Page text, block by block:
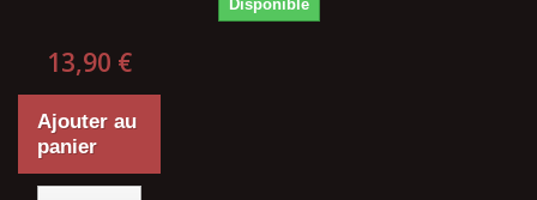
Disponible
13,90 €
Ajouter au
panier